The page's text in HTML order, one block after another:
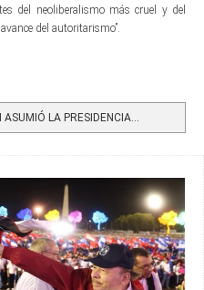
del neoliberalismo más cruel y del
del autoritarismo”.
LA PRESIDENCIA...